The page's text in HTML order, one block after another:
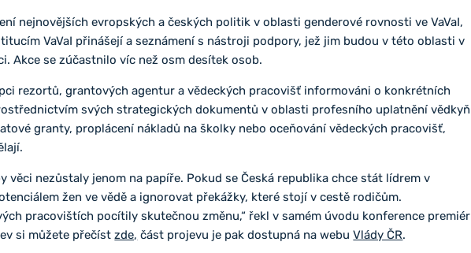
nejnovějších evropských a českých politik v oblasti genderové rovnosti ve VaVaI,
VaVaI přinášejí a seznámení s nástroji podpory, jež jim budou v této oblasti v
Akce se zúčastnilo víc než osm desítek osob.
rezortů, grantových agentur a vědeckých pracovišť informováni o konkrétních
svých strategických dokumentů v oblasti profesního uplatnění vědkyň
granty, proplácení nákladů na školky nebo oceňování vědeckých pracovišť,
věci nezůstaly jenom na papíře. Pokud se Česká republika chce stát lídrem v
žen ve vědě a ignorovat překážky, které stojí v cestě rodičům.
pracovištích pocítily skutečnou změnu,“ řekl v samém úvodu konference premiér
si můžete přečístzde, část projevu je pak dostupná na webuVlády ČR.